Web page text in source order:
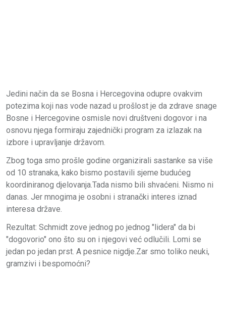
Jedini način da se Bosna i Hercegovina odupre ovakvim
potezima koji nas vode nazad u prošlost je da zdrave snage
Bosne i Hercegovine osmisle novi društveni dogovor i na
osnovu njega formiraju zajednički program za izlazak na
izbore i upravljanje državom.
Zbog toga smo prošle godine organizirali sastanke sa više
od 10 stranaka, kako bismo postavili sjeme budućeg
koordiniranog djelovanja.Tada nismo bili shvaćeni. Nismo ni
danas. Jer mnogima je osobni i stranački interes iznad
interesa države.
Rezultat: Schmidt zove jednog po jednog "lidera" da bi
"dogovorio" ono što su on i njegovi već odlučili. Lomi se
jedan po jedan prst. A pesnice nigdje.Zar smo toliko neuki,
gramzivi i bespomoćni?